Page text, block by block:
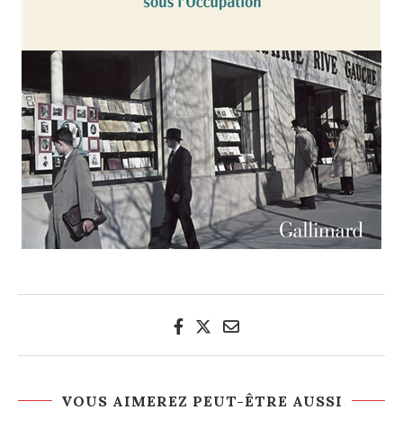
VOUS AIMEREZ PEUT-ÊTRE AUSSI